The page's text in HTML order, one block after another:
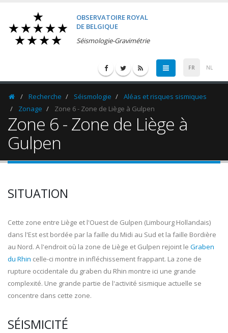
OBSERVATOIRE ROYAL
DE BELGIQUE
Séismologie-Gravimétrie
FR NL
HomepageRecherche Séismologie
Aléas et risques sismiques
Zonage
Zone 6 - Zone de Liège à Gulpen
Zone 6 - Zone de Liège à
Gulpen
SITUATION
Cette zone entre Liège et l'Ouest de Gulpen (Limbourg Hollandais)
dans l'Est est bordée par la faille du Midi au Sud et la faille Bordière
au Nord. A l'endroit où la zone de Liège et Gulpen rejoint le Graben
du Rhin celle-ci montre in infléchissement frappant. La zone de
rupture occidentale du graben du Rhin montre ici une grande
complexité. Une grande partie de l'activité sismique actuelle se
concentre dans cette zone.
SÉISMICITÉ